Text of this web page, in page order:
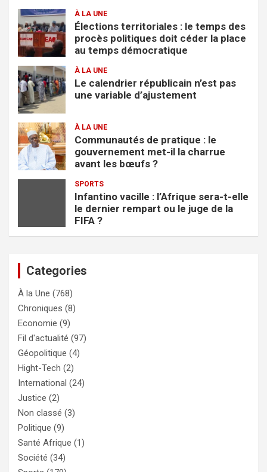
À LA UNE
Élections territoriales : le temps des
procès politiques doit céder la place
au temps démocratique
À LA UNE
Le calendrier républicain n’est pas
une variable d’ajustement
À LA UNE
Communautés de pratique : le
gouvernement met-il la charrue
avant les bœufs ?
SPORTS
Infantino vacille : l’Afrique sera-t-elle
le dernier rempart ou le juge de la
FIFA ?
Categories
À la Une (768)
Chroniques (8)
Economie (9)
Fil d'actualité (97)
Géopolitique (4)
Hight-Tech (2)
International (24)
Justice (2)
Non classé (3)
Politique (9)
Santé Afrique (1)
Société (34)